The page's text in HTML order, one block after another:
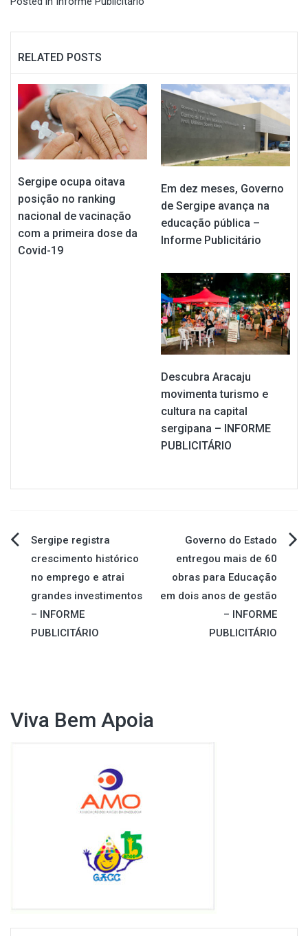
RELATED POSTS
Sergipe ocupa oitava
posição no ranking
nacional de vacinação
com a primeira dose da
Covid-19
Em dez meses, Governo
de Sergipe avança na
educação pública –
Informe Publicitário
Descubra Aracaju
movimenta turismo e
cultura na capital
sergipana – INFORME
PUBLICITÁRIO
Navegação
de
Post
Sergipe registra
crescimento histórico
no emprego e atrai
grandes investimentos
– INFORME
PUBLICITÁRIO
Governo do Estado
entregou mais de 60
obras para Educação
em dois anos de gestão
– INFORME
PUBLICITÁRIO
Viva Bem Apoia